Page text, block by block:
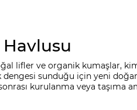
lifler ve organik kumaşlar,
sunduğu için yeni
kurulanma veya taşıma